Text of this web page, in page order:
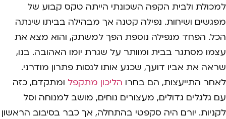
למכולת ולבית הקפה השכונתי הייתה טקס קבוע של
מפגשים ושיחות. נפילה קטנה אך מבהילה בביתו שינתה
הכל. הפחד מנפילה נוספת הפך למשתק, והוא מצא את
עצמו מסתגר בבית ומוותר על שגרת יומו האהובה. בנו,
שראה את אביו דועך, שכנע אותו לנסות פתרון מודרני.
לאחר התייעצות, הם בחרו הליכון מתקפל ומתקדם, כזה
עם גלגלים גדולים, מעצורים נוחים, מושב למנוחה וסל
לקניות. יורם היה סקפטי בהתחלה, אך כבר בסיבוב הראשון